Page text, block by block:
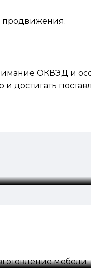
продвижения.
ОКВЭД и
достигать